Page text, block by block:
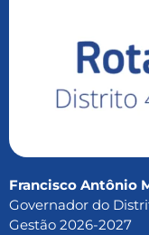
Francisco Antônio
Governador do
Gestão 2026-2027